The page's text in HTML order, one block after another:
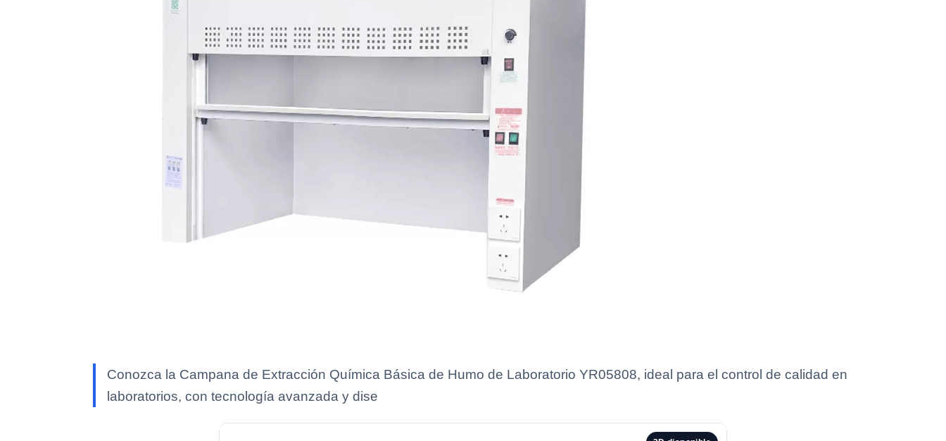
Conozca la Campana de Extracción Química Básica de Humo de Laboratorio YR05808, ideal para el control de calidad en
laboratorios, con tecnología avanzada y dise